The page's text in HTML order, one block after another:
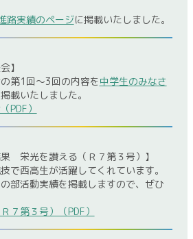
路実績のページに掲載いたしました。
】
第1回～3回の内容を中学生のみなさ
載いたしました。
PDF）
果 栄光を讃える（Ｒ７第３号）】
で西高生が活躍してくれています。
部活動実績を掲載しますので、ぜひ
７第３号）（PDF）